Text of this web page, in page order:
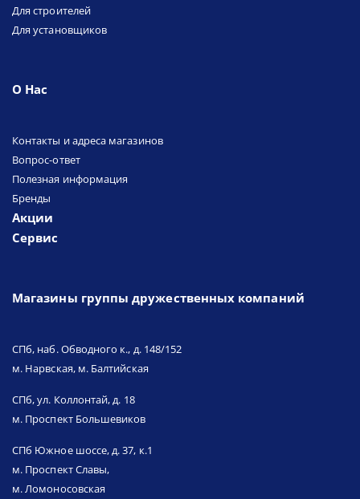
Для строителей
Для установщиков
О Нас
Контакты и адреса магазинов
Вопрос-ответ
Полезная информация
Бренды
Акции
Сервис
Магазины группы дружественных компаний
СПб, наб. Обводного к., д. 148/152
м. Нарвская, м. Балтийская
СПб, ул. Коллонтай, д. 18
м. Проспект Большевиков
СПб Южное шоссе, д. 37, к.1
м. Проспект Славы,
м. Ломоносовская